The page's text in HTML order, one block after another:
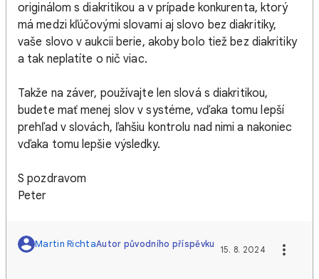
originálom s diakritikou a v prípade konkurenta, ktorý
má medzi kľúčovými slovami aj slovo bez diakritiky,
vaše slovo v aukcii berie, akoby bolo tiež bez diakritiky
a tak neplatíte o nič viac.
Takže na záver, používajte len slová s diakritikou,
budete mať menej slov v systéme, vďaka tomu lepší
prehľad v slovách, ľahšiu kontrolu nad nimi a nakoniec
vďaka tomu lepšie výsledky.
S pozdravom
Peter
Martin RichtaAutor původního příspěvku
15. 8. 2024